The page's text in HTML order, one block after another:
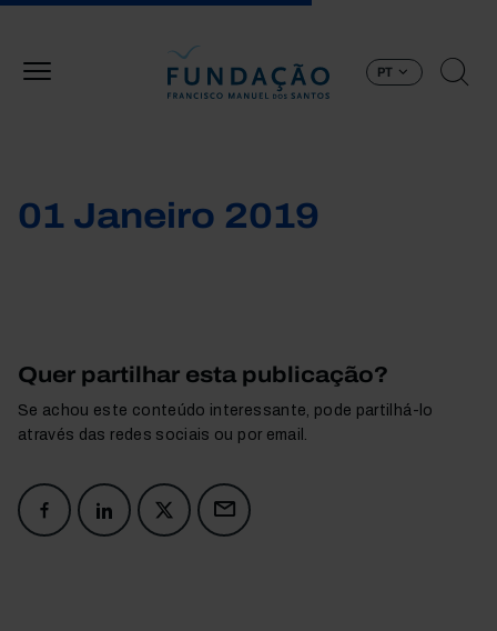
PT
01 Janeiro 2019
Quer partilhar esta publicação?
Se achou este conteúdo interessante, pode partilhá-lo
através das redes sociais ou por email.